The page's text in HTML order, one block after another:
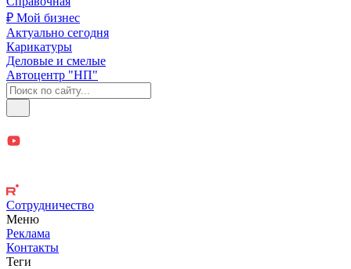
₽ Мой бизнес
Актуально сегодня
Карикатуры
Деловые и смелые
Автоцентр "НП"
Сотрудничество
Меню
Реклама
Контакты
Теги